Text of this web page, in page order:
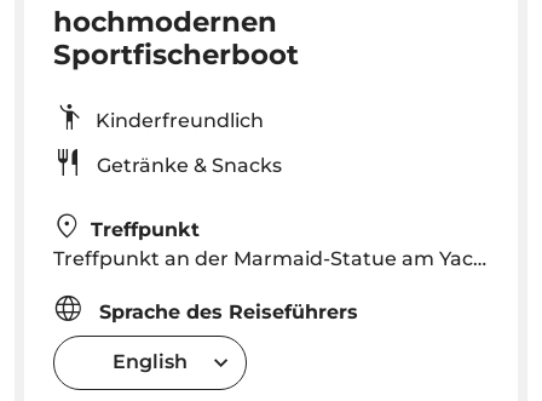
hochmodernen
Sportfischerboot
Kinderfreundlich
Getränke & Snacks
Treffpunkt
Treffpunkt an der Marmaid-Statue am Yachthafen von Funchal – Meeresangeln auf Madeira
Sprache des Reiseführers
English